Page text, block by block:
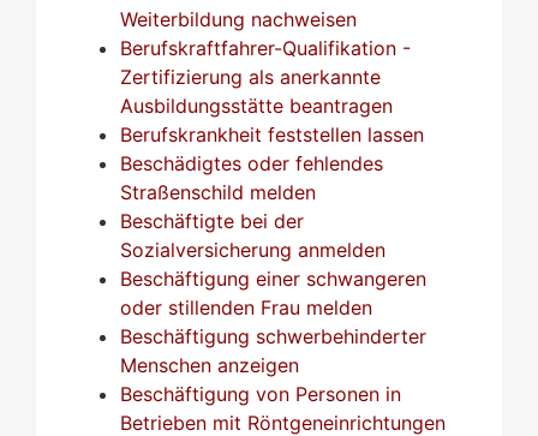
Weiterbildung nachweisen
Berufskraftfahrer-Qualifikation -
Zertifizierung als anerkannte
Ausbildungsstätte beantragen
Berufskrankheit feststellen lassen
Beschädigtes oder fehlendes
Straßenschild melden
Beschäftigte bei der
Sozialversicherung anmelden
Beschäftigung einer schwangeren
oder stillenden Frau melden
Beschäftigung schwerbehinderter
Menschen anzeigen
Beschäftigung von Personen in
Betrieben mit Röntgeneinrichtungen